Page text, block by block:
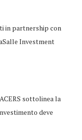
in partnership con
Investment
sottolinea la
deve